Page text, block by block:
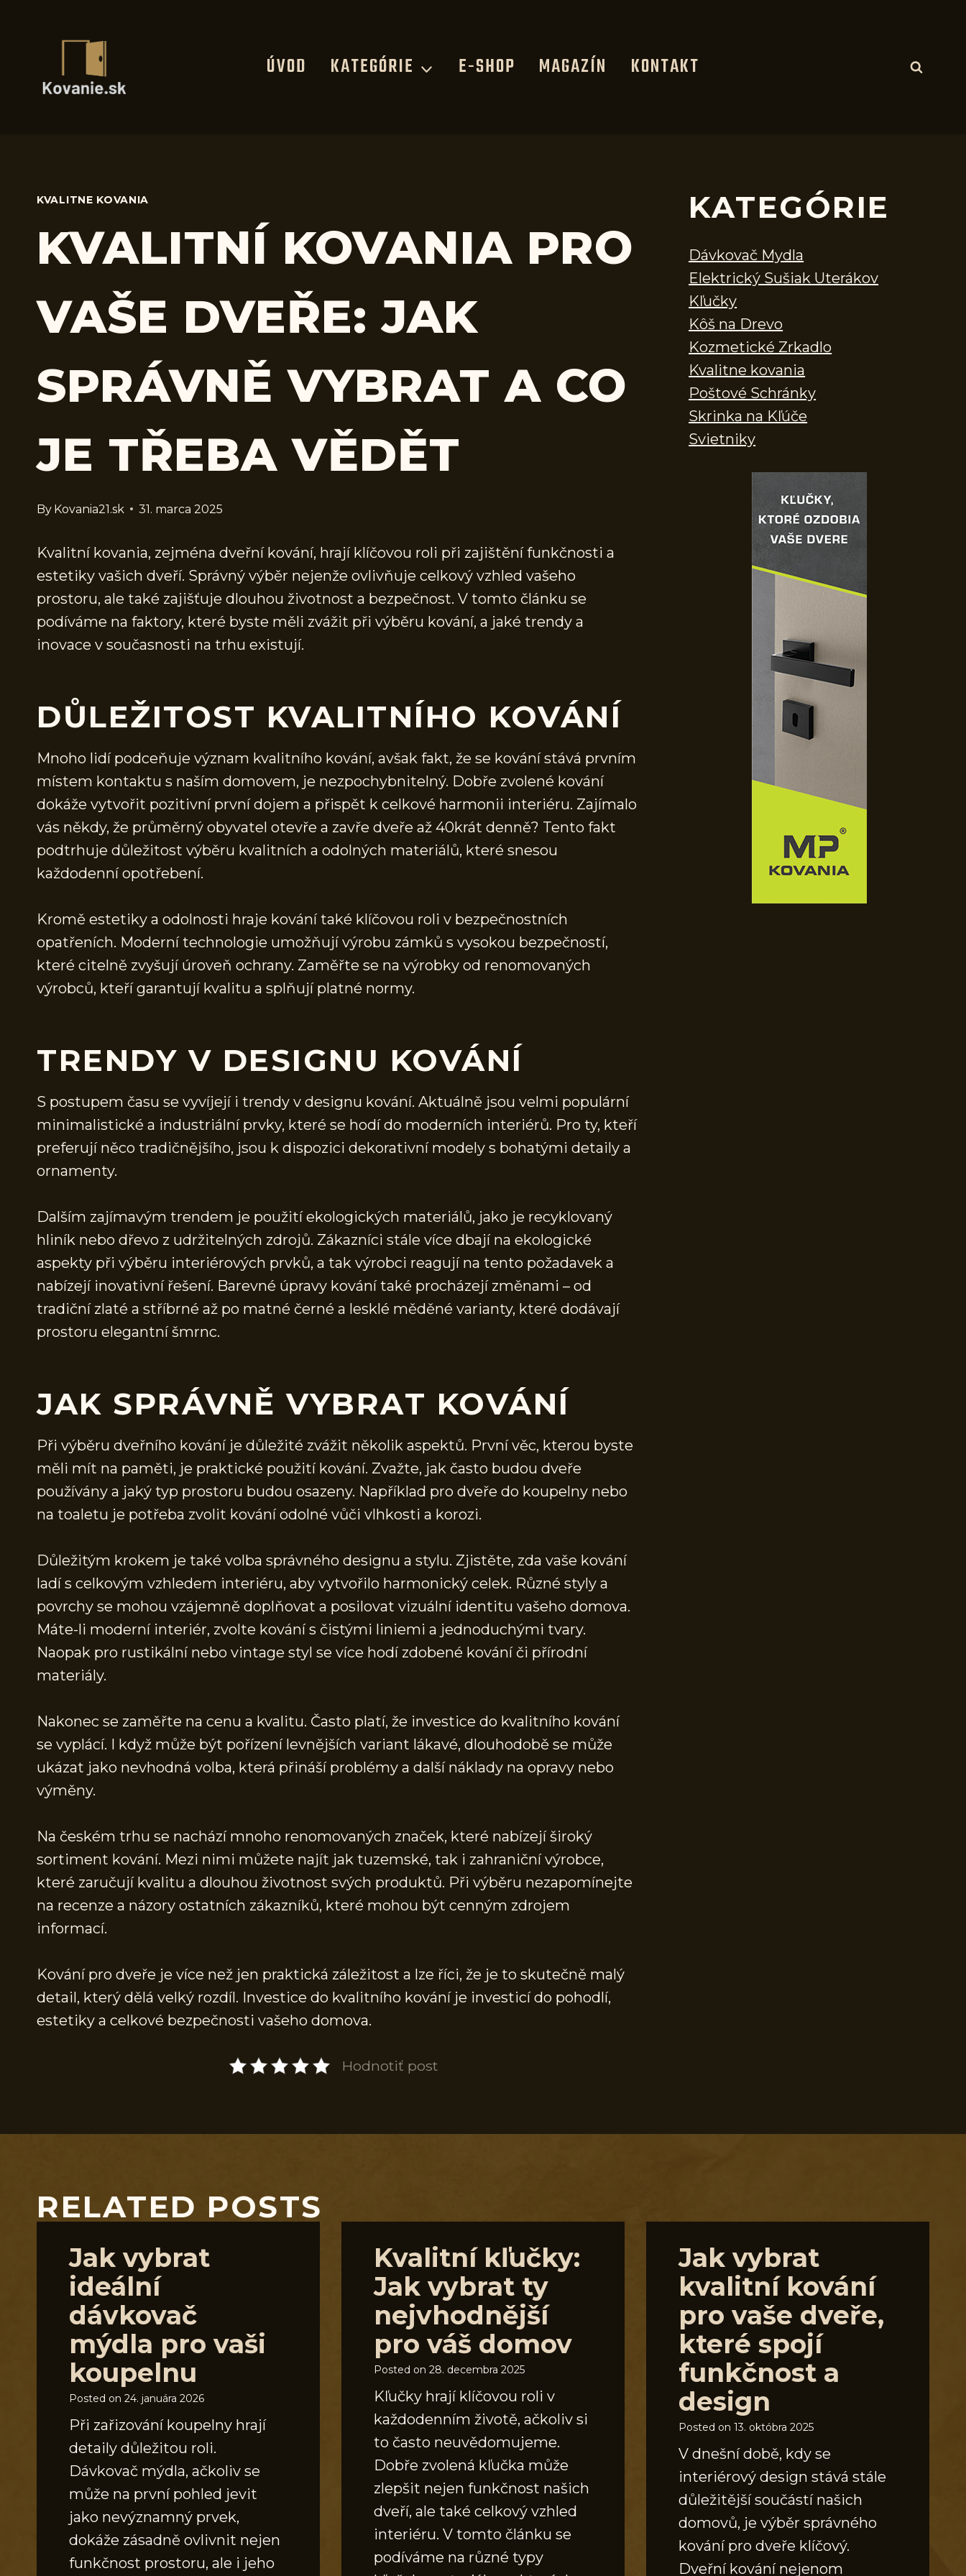
ÚVOD KATEGÓRIE E-SHOP MAGAZÍN KONTAKT
KVALITNE KOVANIA
KVALITNÍ KOVANIA PRO
VAŠE DVEŘE: JAK
SPRÁVNĚ VYBRAT A CO
JE TŘEBA VĚDĚT
By Kovania21.sk 31. marca 2025
Kvalitní kovania, zejména dveřní kování, hrají klíčovou roli při zajištění funkčnosti a
estetiky vašich dveří. Správný výběr nejenže ovlivňuje celkový vzhled vašeho
prostoru, ale také zajišťuje dlouhou životnost a bezpečnost. V tomto článku se
podíváme na faktory, které byste měli zvážit při výběru kování, a jaké trendy a
inovace v současnosti na trhu existují.
DŮLEŽITOST KVALITNÍHO KOVÁNÍ
Mnoho lidí podceňuje význam kvalitního kování, avšak fakt, že se kování stává prvním
místem kontaktu s naším domovem, je nezpochybnitelný. Dobře zvolené kování
dokáže vytvořit pozitivní první dojem a přispět k celkové harmonii interiéru. Zajímalo
vás někdy, že průměrný obyvatel otevře a zavře dveře až 40krát denně? Tento fakt
podtrhuje důležitost výběru kvalitních a odolných materiálů, které snesou
každodenní opotřebení.
Kromě estetiky a odolnosti hraje kování také klíčovou roli v bezpečnostních
opatřeních. Moderní technologie umožňují výrobu zámků s vysokou bezpečností,
které citelně zvyšují úroveň ochrany. Zaměřte se na výrobky od renomovaných
výrobců, kteří garantují kvalitu a splňují platné normy.
TRENDY V DESIGNU KOVÁNÍ
S postupem času se vyvíjejí i trendy v designu kování. Aktuálně jsou velmi populární
minimalistické a industriální prvky, které se hodí do moderních interiérů. Pro ty, kteří
preferují něco tradičnějšího, jsou k dispozici dekorativní modely s bohatými detaily a
ornamenty.
Dalším zajímavým trendem je použití ekologických materiálů, jako je recyklovaný
hliník nebo dřevo z udržitelných zdrojů. Zákazníci stále více dbají na ekologické
aspekty při výběru interiérových prvků, a tak výrobci reagují na tento požadavek a
nabízejí inovativní řešení. Barevné úpravy kování také procházejí změnami – od
tradiční zlaté a stříbrné až po matné černé a lesklé měděné varianty, které dodávají
prostoru elegantní šmrnc.
JAK SPRÁVNĚ VYBRAT KOVÁNÍ
Při výběru dveřního kování je důležité zvážit několik aspektů. První věc, kterou byste
měli mít na paměti, je praktické použití kování. Zvažte, jak často budou dveře
používány a jaký typ prostoru budou osazeny. Například pro dveře do koupelny nebo
na toaletu je potřeba zvolit kování odolné vůči vlhkosti a korozi.
Důležitým krokem je také volba správného designu a stylu. Zjistěte, zda vaše kování
ladí s celkovým vzhledem interiéru, aby vytvořilo harmonický celek. Různé styly a
povrchy se mohou vzájemně doplňovat a posilovat vizuální identitu vašeho domova.
Máte-li moderní interiér, zvolte kování s čistými liniemi a jednoduchými tvary.
Naopak pro rustikální nebo vintage styl se více hodí zdobené kování či přírodní
materiály.
Nakonec se zaměřte na cenu a kvalitu. Často platí, že investice do kvalitního kování
se vyplácí. I když může být pořízení levnějších variant lákavé, dlouhodobě se může
ukázat jako nevhodná volba, která přináší problémy a další náklady na opravy nebo
výměny.
Na českém trhu se nachází mnoho renomovaných značek, které nabízejí široký
sortiment kování. Mezi nimi můžete najít jak tuzemské, tak i zahraniční výrobce,
které zaručují kvalitu a dlouhou životnost svých produktů. Při výběru nezapomínejte
na recenze a názory ostatních zákazníků, které mohou být cenným zdrojem
informací.
Kování pro dveře je více než jen praktická záležitost a lze říci, že je to skutečně malý
detail, který dělá velký rozdíl. Investice do kvalitního kování je investicí do pohodlí,
estetiky a celkové bezpečnosti vašeho domova.
Hodnotiť post
KATEGÓRIE
Dávkovač Mydla
Elektrický Sušiak Uterákov
Kľučky
Kôš na Drevo
Kozmetické Zrkadlo
Kvalitne kovania
Poštové Schránky
Skrinka na Kľúče
Svietniky
RELATED POSTS
Jak vybrat
ideální
dávkovač
mýdla pro vaši
koupelnu
Posted on 24. januára 2026
Při zařizování koupelny hrají
detaily důležitou roli.
Dávkovač mýdla, ačkoliv se
může na první pohled jevit
jako nevýznamný prvek,
dokáže zásadně ovlivnit nejen
funkčnost prostoru, ale i jeho
Kvalitní kľučky:
Jak vybrat ty
nejvhodnější
pro váš domov
Posted on 28. decembra 2025
Kľučky hrají klíčovou roli v
každodenním životě, ačkoliv si
to často neuvědomujeme.
Dobře zvolená kľučka může
zlepšit nejen funkčnost našich
dveří, ale také celkový vzhled
interiéru. V tomto článku se
podíváme na různé typy
Jak vybrat
kvalitní kování
pro vaše dveře,
které spojí
funkčnost a
design
Posted on 13. októbra 2025
V dnešní době, kdy se
interiérový design stává stále
důležitější součástí našich
domovů, je výběr správného
kování pro dveře klíčový.
Dveřní kování nejenom